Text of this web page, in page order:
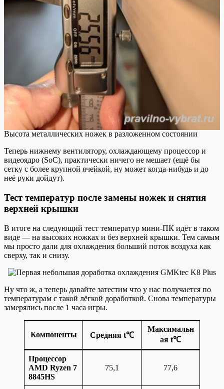
Высота металлических ножек в разложенном состоянии
Теперь нижнему вентилятору, охлаждающему процессор и
видеоядро (SoC), практически ничего не мешает (ещё бы
сетку с более крупной ячейкой, ну может когда-нибудь и до
неё руки дойдут).
Тест температур после замены ножек и снятия
верхней крышки
В итоге на следующий тест температур мини-ПК идёт в таком
виде — на высоких ножках и без верхней крышки. Тем самым
мы просто дали для охлаждения больший поток воздуха как
сверху, так и снизу.
Ну что ж, а теперь давайте затестим что у нас получается по
температурам с такой лёгкой доработкой. Снова температуры
замерялись после 1 часа игры.
Компоненты Средняя t℃
Максимальн
ая t℃
Процессор
AMD Ryzen 7
8845HS
75,1 77,6